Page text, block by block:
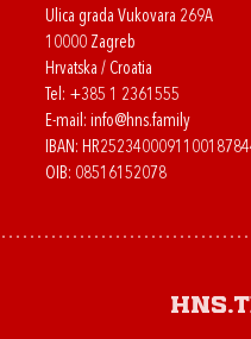
Ulica grada Vukovara 269A
10000 Zagreb
Hrvatska / Croatia
Tel: +385 1 2361555
E-mail: info@hns.family
IBAN:
OIB: 08516152078